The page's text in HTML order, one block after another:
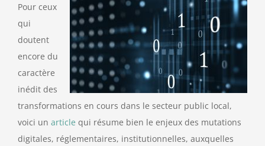
Pour ceux
qui
doutent
encore du
caractère
inédit des
transformations en cours dans le secteur public local,
voici un article qui résume bien le enjeux des mutations
digitales, réglementaires, institutionnelles, auxquelles